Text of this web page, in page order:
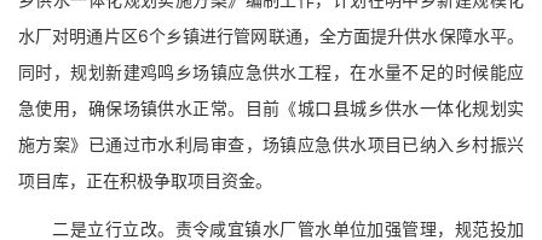
水厂对明通片区6个乡镇进行管网联通，全方面提升供水保障水平。
同时，规划新建鸡鸣乡场镇应急供水工程，在水量不足的时候能应
急使用，确保场镇供水正常。目前《城口县城乡供水一体化规划实
施方案》已通过市水利局审查，场镇应急供水项目已纳入乡村振兴
项目库，正在积极争取项目资金。
二是立行立改。责令咸宜镇水厂管水单位加强管理，规范投加